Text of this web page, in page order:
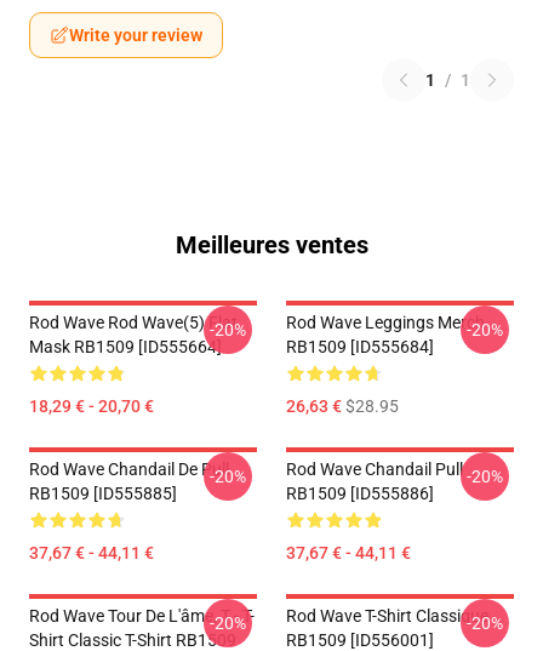
Write your review
1 / 1
Meilleures ventes
Rod Wave Rod Wave(5) Flat
Mask RB1509 [ID555664]
18,29 € - 20,70 €
-20%
Rod Wave Leggings Merch
RB1509 [ID555684]
26,63 €$28.95
-20%
Rod Wave Chandail De Pull
RB1509 [ID555885]
37,67 € - 44,11 €
-20%
Rod Wave Chandail Pull
RB1509 [ID555886]
37,67 € - 44,11 €
-20%
Rod Wave Tour De L'âme, T - T-
Shirt Classic T-Shirt RB1509
-20%
Rod Wave T-Shirt Classique
RB1509 [ID556001]
-20%